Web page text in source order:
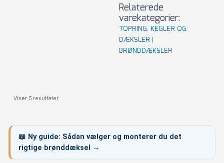
Relaterede
varekategorier:
TOPRING, KEGLER OG
DÆKSLER |
BRØNDDÆKSLER
Viser 5 resultater
📖 Ny guide: Sådan vælger og monterer du det
rigtige brønddæksel →